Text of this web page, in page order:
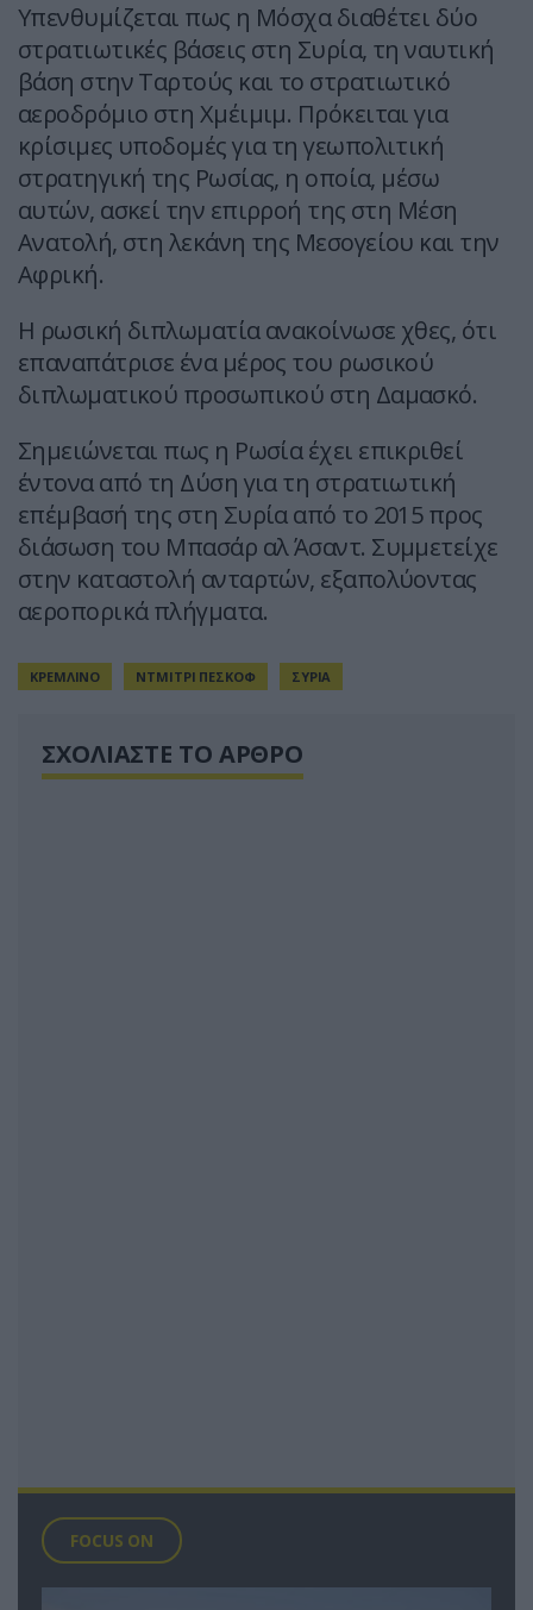
Υπενθυμίζεται πως η Μόσχα διαθέτει δύο
στρατιωτικές βάσεις στη Συρία, τη ναυτική
βάση στην Ταρτούς και το στρατιωτικό
αεροδρόμιο στη Χμέιμιμ. Πρόκειται για
κρίσιμες υποδομές για τη γεωπολιτική
στρατηγική της Ρωσίας, η οποία, μέσω
αυτών, ασκεί την επιρροή της στη Μέση
Ανατολή, στη λεκάνη της Μεσογείου και την
Αφρική.
Η ρωσική διπλωματία ανακοίνωσε χθες, ότι
επαναπάτρισε ένα μέρος του ρωσικού
διπλωματικού προσωπικού στη Δαμασκό.
Σημειώνεται πως η Ρωσία έχει επικριθεί
έντονα από τη Δύση για τη στρατιωτική
επέμβασή της στη Συρία από το 2015 προς
διάσωση του Μπασάρ αλ Άσαντ. Συμμετείχε
στην καταστολή ανταρτών, εξαπολύοντας
αεροπορικά πλήγματα.
ΚΡΕΜΛΙΝΟ ΝΤΜΙΤΡΙ ΠΕΣΚΟΦ ΣΥΡΙΑ
ΣΧΟΛΙΑΣΤΕ ΤΟ ΑΡΘΡΟ
FOCUS ON